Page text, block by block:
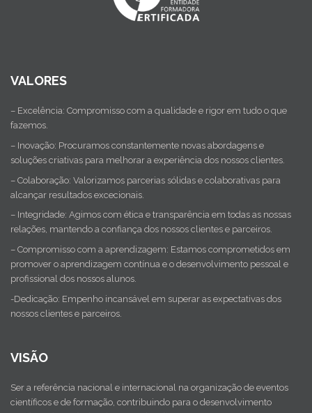
VALORES
– Excelência: Compromisso com a qualidade e rigor em tudo o que
fazemos.
– Inovação: Procuramos constantemente novas abordagens e
soluções criativas para melhorar a experiência dos nossos clientes.
– Colaboração: Valorizamos parcerias sólidas e colaborativas para
alcançar resultados excecionais.
– Integridade: Agimos com ética e transparência em todas as nossas
relações, mantendo a confiança dos nossos clientes e parceiros.
– Compromisso com a aprendizagem: Estamos comprometidos em
promover o aprendizagem contínua e o desenvolvimento pessoal e
profissional dos nossos alunos.
-Dedicação: Empenho incansável em superar as expectativas dos
nossos clientes e parceiros.
VISÃO
Ser a referência nacional e internacional na organização de eventos
científicos e de formação, contribuindo para o desenvolvimento